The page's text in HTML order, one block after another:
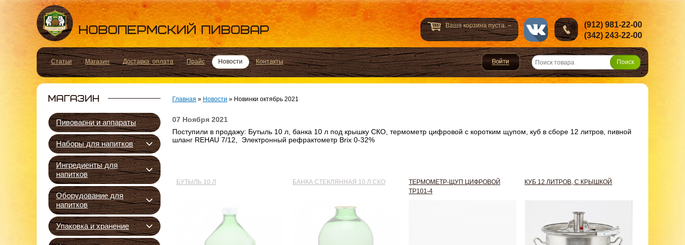
Ваша корзина пуста. –
(912) 981-22-00
(342) 243-22-00
Статьи Магазин Доставка, оплата Прайс Новости Контакты
Пивоварни и аппараты
Наборы для напитков
Ингредиенты для
напитков
Оборудование для
напитков
Упаковка и хранение
Главная » Новости » Новинки октябрь 2021
07 Ноября 2021
Поступили в продажу: Бутыль 10 л, банка 10 л под крышку СКО, термометр цифровой с коротким щупом, куб в сборе 12 литров, пивной
шланг REHAU 7/12, Электронный рефрактометр Brix 0-32%
БУТЫЛЬ 10 Л БАНКА СТЕКЛЯННАЯ 10 Л СКО
ТЕРМОМЕТР-ЩУП ЦИФРОВОЙ
ТР101-4
КУБ 12 ЛИТРОВ, С КРЫШКОЙ